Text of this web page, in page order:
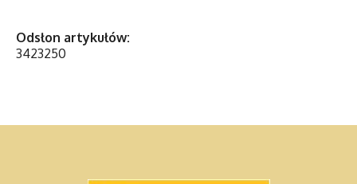
Odsłon artykułów:
3423250